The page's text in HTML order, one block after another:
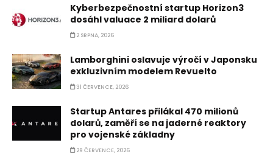
Kyberbezpečnostní startup Horizon3
dosáhl valuace 2 miliard dolarů
2 SRPNA, 2026
Lamborghini oslavuje výročí v Japonsku
exkluzivním modelem Revuelto
31 ČERVENCE, 2026
Startup Antares přilákal 470 milionů
dolarů, zaměří se na jaderné reaktory
pro vojenské základny
29 ČERVENCE, 2026